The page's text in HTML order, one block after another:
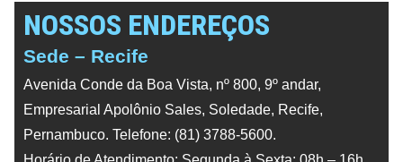
NOSSOS ENDEREÇOS
Sede – Recife
Avenida Conde da Boa Vista, nº 800, 9º andar,
Empresarial Apolônio Sales, Soledade, Recife,
Pernambuco. Telefone: (81) 3788-5600.